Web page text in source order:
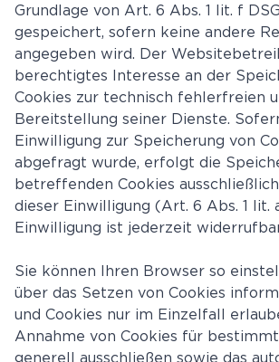
Grundlage von Art. 6 Abs. 1 lit. f
gespeichert, sofern keine andere
angegeben wird. Der
berechtigtes Interesse an der
Cookies zur technisch fehlerfreien
Bereitstellung seiner Dienste.
Einwilligung zur Speicherung von
abgefragt wurde, erfolgt die
betreffenden Cookies
dieser Einwilligung (Art. 6 Abs. 1 lit.
Einwilligung ist jederzeit
Sie können Ihren Browser so
über das Setzen von Cookies
und Cookies nur im Einzelfall
Annahme von Cookies für
generell ausschließen sowie das